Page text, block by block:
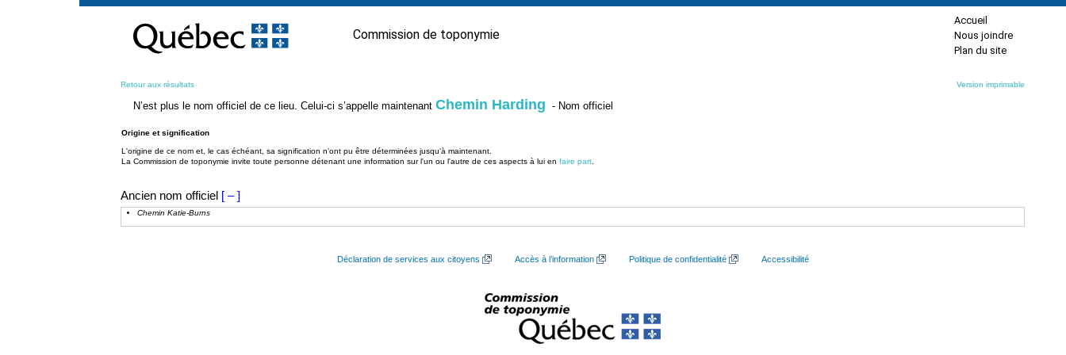
contenu
Commission de toponymie
Accueil
Nous joindre
Plan du site
Retour aux résultats Version imprimable
N’est plus le nom officiel de ce lieu. Celui-ci s’appelle maintenant Chemin Harding - Nom officiel
Origine et signification
L'origine de ce nom et, le cas échéant, sa signification n’ont pu être déterminées jusqu’à maintenant.
La Commission de toponymie invite toute personne détenant une information sur l'un ou l'autre de ces aspects à lui en faire part
Ancien nom officiel [ – ]
Chemin Katie-Burns
Déclaration de services aux citoyens Accès à l’information Politique de confidentialité Accessibilité